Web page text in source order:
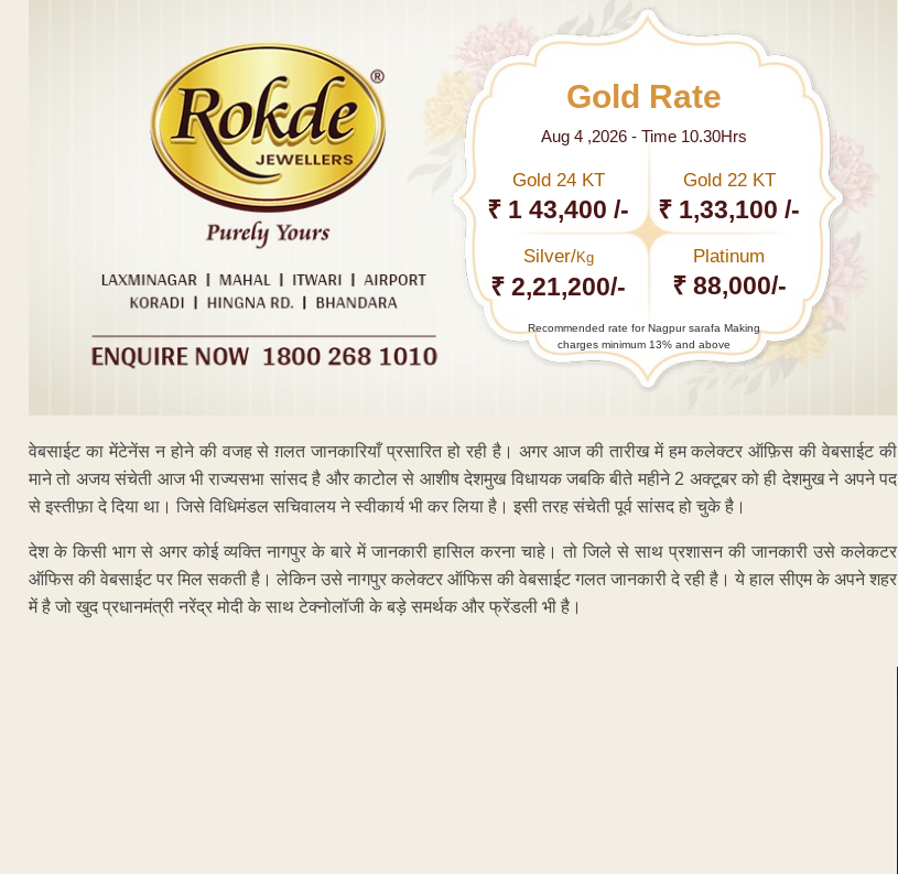
Gold Rate
Aug 4 ,2026 - Time 10.30Hrs
Gold 24 KT
₹ 1 43,400 /-
Gold 22 KT
₹ 1,33,100 /-
Silver/Kg
₹ 2,21,200/-
Platinum
₹ 88,000/-
Recommended rate for Nagpur sarafa Making
charges minimum 13% and above
वेबसाईट का मेंटेनेंस न होने की वजह से ग़लत जानकारियाँ प्रसारित हो रही है। अगर आज की तारीख में हम कलेक्टर ऑफ़िस की वेबसाईट की
माने तो अजय संचेती आज भी राज्यसभा सांसद है और काटोल से आशीष देशमुख विधायक जबकि बीते महीने 2 अक्टूबर को ही देशमुख ने अपने पद
से इस्तीफ़ा दे दिया था। जिसे विधिमंडल सचिवालय ने स्वीकार्य भी कर लिया है। इसी तरह संचेती पूर्व सांसद हो चुके है।
देश के किसी भाग से अगर कोई व्यक्ति नागपुर के बारे में जानकारी हासिल करना चाहे। तो जिले से साथ प्रशासन की जानकारी उसे कलेकटर
ऑफिस की वेबसाईट पर मिल सकती है। लेकिन उसे नागपुर कलेक्टर ऑफिस की वेबसाईट गलत जानकारी दे रही है। ये हाल सीएम के अपने शहर
में है जो खुद प्रधानमंत्री नरेंद्र मोदी के साथ टेक्नोलॉजी के बड़े समर्थक और फ्रेंडली भी है।